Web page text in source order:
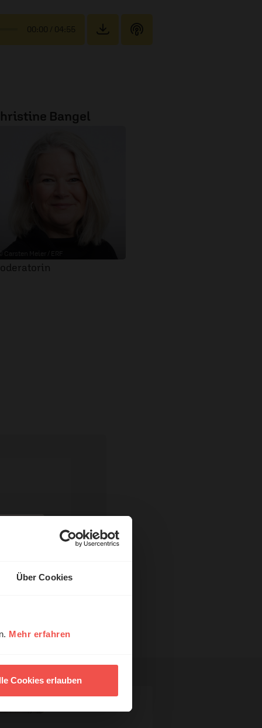
Über Cookies
Mehr erfahren
Cookies erlauben
00:00 / 04:55
Bangel
Carsten Meier / ERF